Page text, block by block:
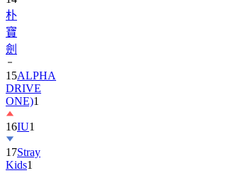
寶
劍
15
DRIVE
ONE)1
16IU1
17Stray
Kids
18NewJeans